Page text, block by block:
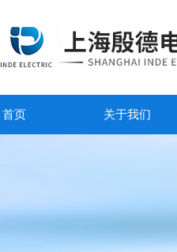
首页 关于我们